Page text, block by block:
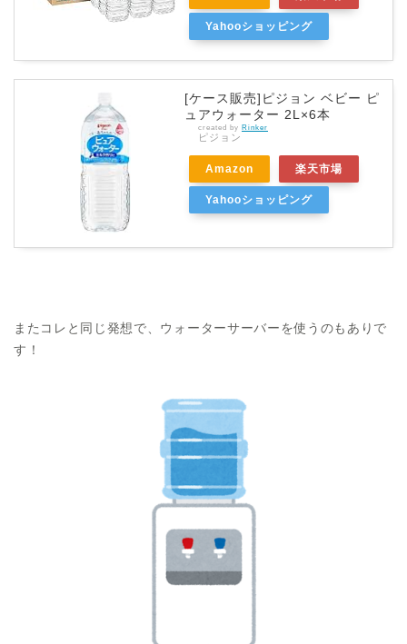
Yahooショッピング
[ケース販売]ピジョン ベビー ピ
ュアウォーター 2L×6本
created by Rinker
ピジョン
Amazon 楽天市場
Yahooショッピング
またコレと同じ発想で、ウォーターサーバーを使うのもありで
す！